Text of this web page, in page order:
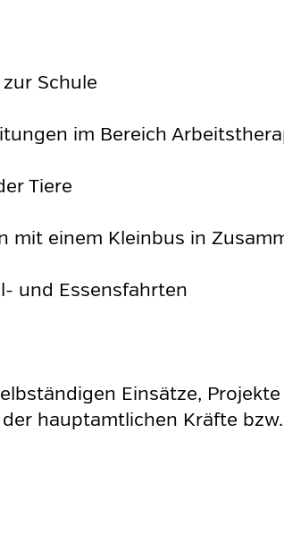
Schule
im Bereich
Tiere
mit einem Kleinbus in
und Essensfahrten
Einsätze,
hauptamtlichen Kräfte